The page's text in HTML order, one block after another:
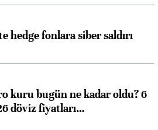
hedge fonlara siber saldırı
kuru bugün ne kadar oldu? 6
döviz fiyatları…